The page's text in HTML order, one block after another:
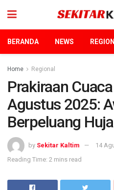
BERANDA NEWS
Home Regional
Prakiraan
Agustus 2025:
Berpeluang
by Sekitar Kaltim
14
Reading Time: 2 mins read